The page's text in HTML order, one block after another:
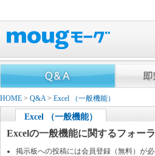
HOME > Q&A> Excel （一般機能）
Excel （一般機能）
Excelの一般機能に関するフォーラ
掲示板への投稿には会員登録（無料）が